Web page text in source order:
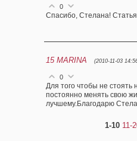
0
Спасибо, Стелана! Статья
15 MARINA (2010-11-03
0
Для того чтобы не стоять
постоянно менять свою
лучшему.Благодарю
1-10 11-